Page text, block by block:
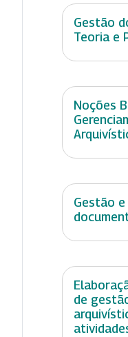
Gestão
Teoria e
Noções
Gestão
de